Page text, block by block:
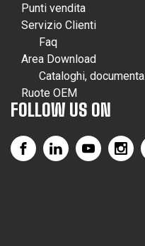
Punti vendita
Servizio Clienti
Faq
Area Download
Cataloghi,
Ruote OEM
FOLLOW US ON